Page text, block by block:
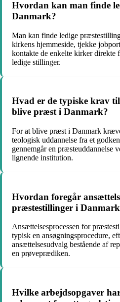
Hvordan kan man finde
Danmark?
Man kan finde ledige
kirkens hjemmeside, tjekke
kontakte de enkelte kirker direkte
ledige stillinger.
Hvad er de typiske krav
blive præst i Danmark?
For at blive præst i Danmark
teologisk uddannelse fra et
gennemgår en præsteuddannelse
lignende institution.
Hvordan foregår
præstestillinger i
Ansættelsesprocessen for
typisk en ansøgningsprocedure,
ansættelsesudvalg bestående af
en prøveprædiken.
Hvilke arbejdsopgaver